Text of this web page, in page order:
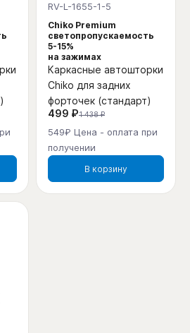
RV-L-1655-1-5
Chiko Premium
светопропускаемость
5-15%
на зажимах
Каркасные автошторки
Chiko для задних
форточек (стандарт)
499 ₽1 438 ₽
549₽ Цена - оплата при
получении
В корзину